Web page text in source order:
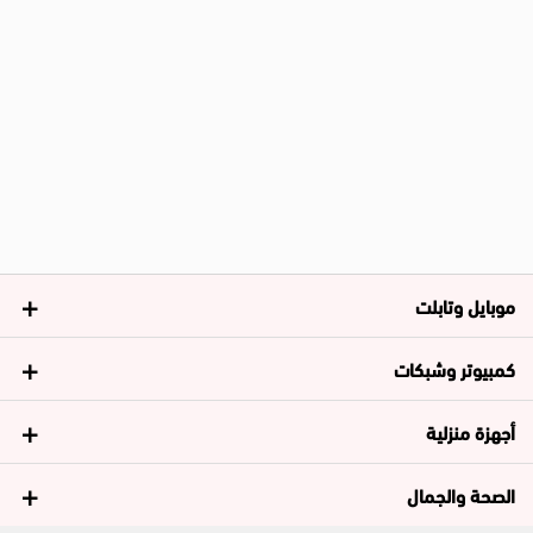
موبايل وتابلت
كمبيوتر وشبكات
أجهزة منزلية
الصحة والجمال